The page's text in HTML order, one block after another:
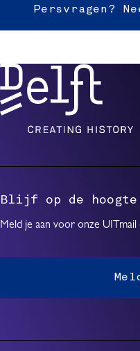
Persvragen?
Blijf op de hoogte
Meld je aan voor onze